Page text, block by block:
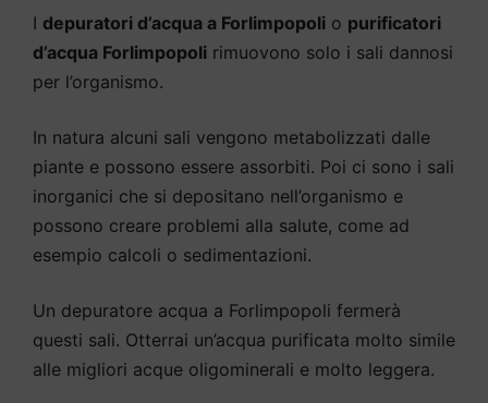
I depuratori d’acqua a Forlimpopoli o purificatori
d’acqua Forlimpopoli rimuovono solo i sali dannosi
per l’organismo.
In natura alcuni sali vengono metabolizzati dalle
piante e possono essere assorbiti. Poi ci sono i sali
inorganici che si depositano nell’organismo e
possono creare problemi alla salute, come ad
esempio calcoli o sedimentazioni.
Un depuratore acqua a Forlimpopoli fermerà
questi sali. Otterrai un’acqua purificata molto simile
alle migliori acque oligominerali e molto leggera.